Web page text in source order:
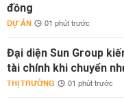
đồng
DỰ ÁN 01 phút trước
Đại diện Sun Group
tài chính khi chuyển
THỊ TRƯỜNG 01 phút trước